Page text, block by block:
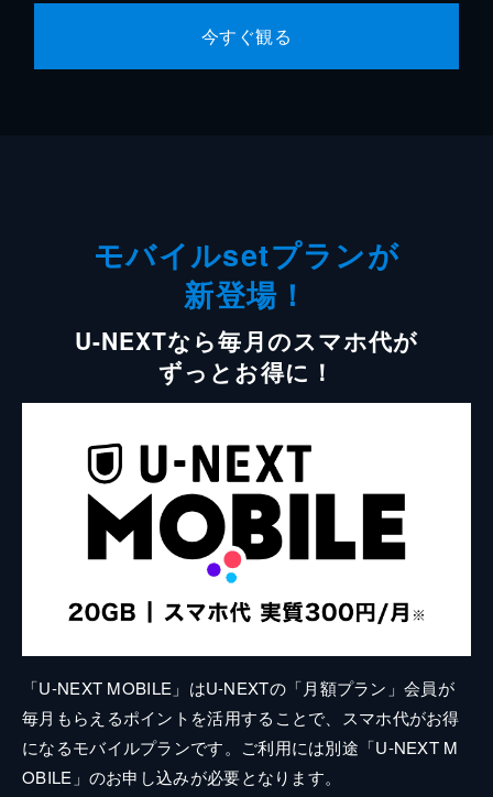
今すぐ観る
モバイルsetプランが
新登場！
U-NEXTなら毎月のスマホ代が
ずっとお得に！
「U-NEXT MOBILE」はU-NEXTの「月額プラン」会員が
毎月もらえるポイントを活用することで、スマホ代がお得
になるモバイルプランです。ご利用には別途「U-NEXT M
OBILE」のお申し込みが必要となります。